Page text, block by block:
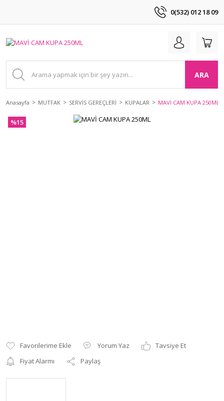
0(532) 012 18 09
ARA
Anasayfa MUTFAK SERVİS GEREÇLERİ KUPALAR MAVİ CAM KUPA 250ML
%15
Yorum Yaz
Tavsiye Et
Fiyat Alarmı
Paylaş